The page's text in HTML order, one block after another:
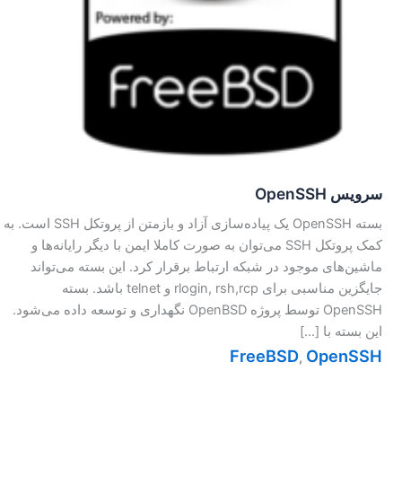
سرویس OpenSSH
بسته OpenSSH یک پیاده‌سازی آزاد و بازمتن از پروتکل SSH است. به
کمک پروتکل SSH می‌توان به صورت کاملا ایمن با دیگر رایانه‌ها و
ماشین‌های موجود در شبکه ارتباط برقرار کرد. این بسته می‌تواند
جایگزین مناسبی برای rlogin, rsh,rcp و telnet باشد. بسته
OpenSSH توسط پروژه OpenBSD نگهداری و توسعه داده می‌شود.
این بسته با […]
FreeBSD, OpenSSH